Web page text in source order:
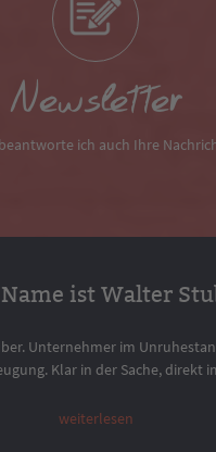
Newsletter
ich auch Ihre
ist Walter
Unternehmer im
Klar in der Sache, direkt
weiterlesen